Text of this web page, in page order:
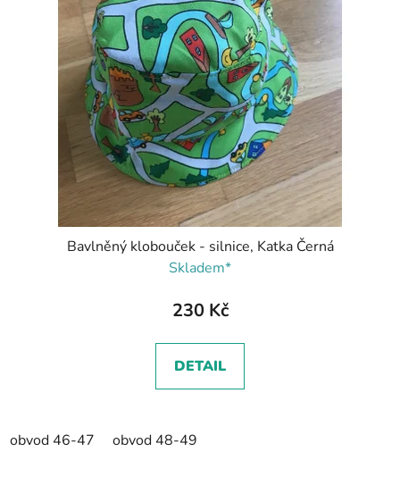
Bavlněný klobouček - silnice, Katka Černá
Skladem*
230 Kč
DETAIL
obvod 46-47 obvod 48-49